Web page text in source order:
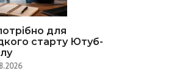
для
старту Ютуб-